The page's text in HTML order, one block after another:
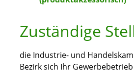
Zuständige
die Industrie- und
Bezirk sich Ihr